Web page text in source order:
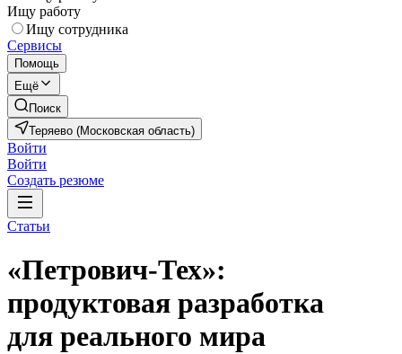
Ищу работу
Ищу сотрудника
Сервисы
Помощь
Ещё
Поиск
Теряево (Московская область)
Войти
Войти
Создать резюме
Статьи
«Петрович-Тех»:
продуктовая разработка
для реального мира